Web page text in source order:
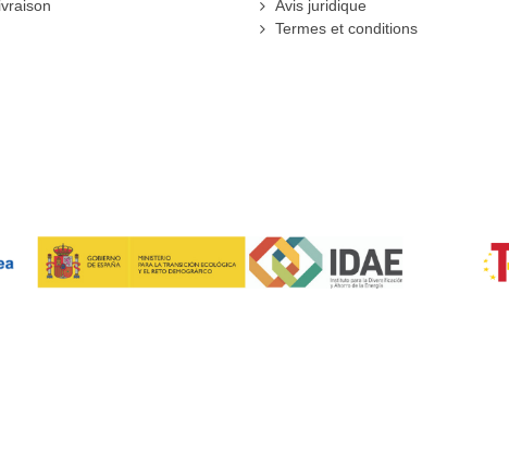
Avis juridique
Termes et conditions